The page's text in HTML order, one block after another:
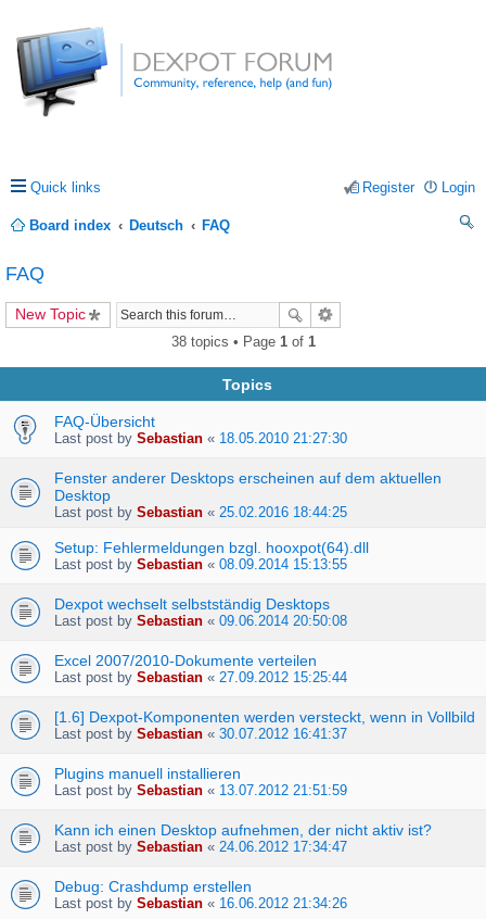
Quick links Login
Register
Board index Deutsch
FAQ
FAQ
New Topic
38 topics • Page 1of 1
Topics
FAQ-Übersicht
Last post by Sebastian « 18.05.2010 21:27:30
Fenster anderer Desktops erscheinen auf dem aktuellen
Desktop
Last post by Sebastian « 25.02.2016 18:44:25
Setup: Fehlermeldungen bzgl. hooxpot(64).dll
Last post by Sebastian « 08.09.2014 15:13:55
Dexpot wechselt selbstständig Desktops
Last post by Sebastian « 09.06.2014 20:50:08
Excel 2007/2010-Dokumente verteilen
Last post by Sebastian « 27.09.2012 15:25:44
[1.6] Dexpot-Komponenten werden versteckt, wenn in Vollbild
Last post by Sebastian « 30.07.2012 16:41:37
Plugins manuell installieren
Last post by Sebastian « 13.07.2012 21:51:59
Kann ich einen Desktop aufnehmen, der nicht aktiv ist?
Last post by Sebastian « 24.06.2012 17:34:47
Debug: Crashdump erstellen
Last post by Sebastian « 16.06.2012 21:34:26